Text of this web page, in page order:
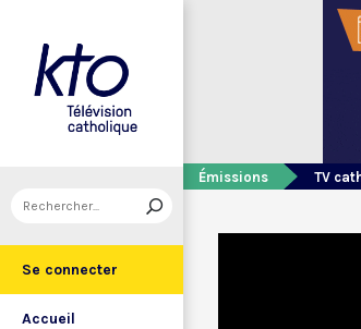
Se connecter
Accueil
Émissions TV